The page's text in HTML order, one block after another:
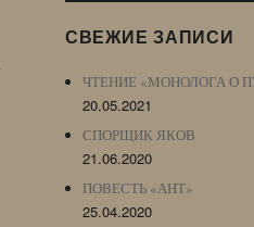
Archive)
СВЕЖИЕ ЗАПИСИ
ЧТЕНИЕ «МОНОЛОГА О
20.05.2021
СПОРЩИК ЯКОВ
21.06.2020
ПОВЕСТЬ «АНТ»
25.04.2020